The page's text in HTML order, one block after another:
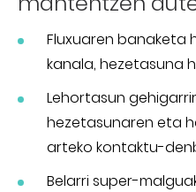
Fluxuaren banaketa
kanala, hezetasuna
Lehortasun
hezetasunaren eta
arteko kontaktu-
Belarri super-